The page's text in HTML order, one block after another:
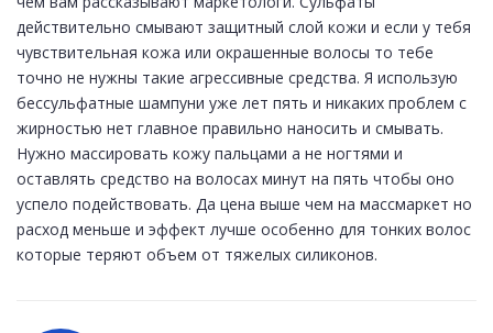
действительно смывают защитный слой кожи и если у тебя
чувствительная кожа или окрашенные волосы то тебе
точно не нужны такие агрессивные средства. Я использую
бессульфатные шампуни уже лет пять и никаких проблем с
жирностью нет главное правильно наносить и смывать.
Нужно массировать кожу пальцами а не ногтями и
оставлять средство на волосах минут на пять чтобы оно
успело подействовать. Да цена выше чем на массмаркет но
расход меньше и эффект лучше особенно для тонких волос
которые теряют объем от тяжелых силиконов.